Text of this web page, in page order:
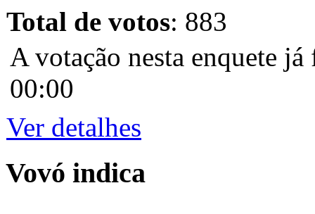
Total de votos: 883
A votação nesta enquete
00:00
Ver detalhes
Vovó indica